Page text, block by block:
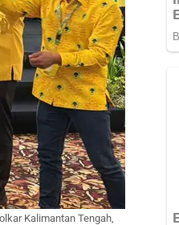
Kalimantan Tengah,